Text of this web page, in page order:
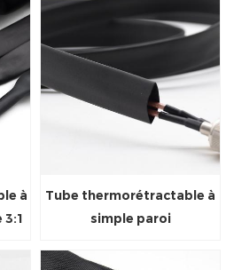
à
Tube thermorétractable à
simple paroi